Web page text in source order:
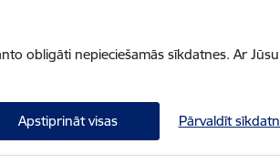
obligāti nepieciešamās sīkdatnes. Ar
Apstiprināt visas Pārvaldīt